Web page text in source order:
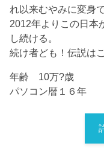
れ以来むやみに変身
2012年よりこの日本
し続ける。
続け者ども！伝説は
年齢 10万?歳
パソコン暦１６年